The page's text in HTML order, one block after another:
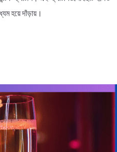
হয়ে দাঁড়ায়।